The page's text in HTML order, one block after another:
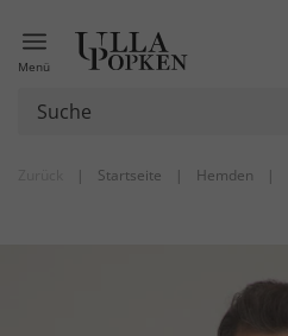
Menü
| Startseite | Hemden |